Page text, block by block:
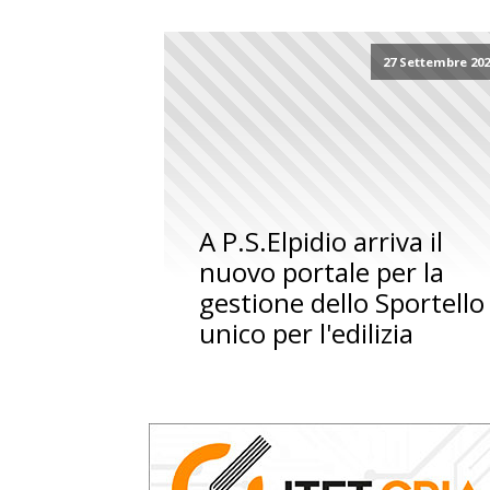
27 Settembre
A P.S.Elpidio arriva il
nuovo portale per la
gestione dello Sportello
unico per l'edilizia